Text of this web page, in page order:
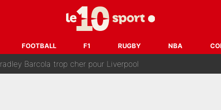
FOOTBALL F1 RUGBY NBA
la nomination de Zinedine Zidane, c'est au tour de son
et bientôt Fernando Alonso ? Le classement des pilotes les mieux
Barcola trop cher pour Liverpool